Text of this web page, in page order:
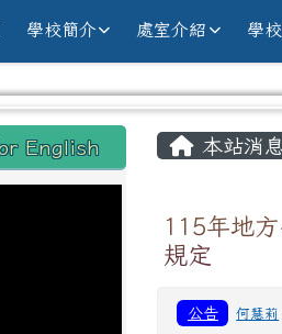
中原國小
學校簡介 處室介紹 學
域內容
English
主內容
本站消
115年地
規定
公告 何慧莉